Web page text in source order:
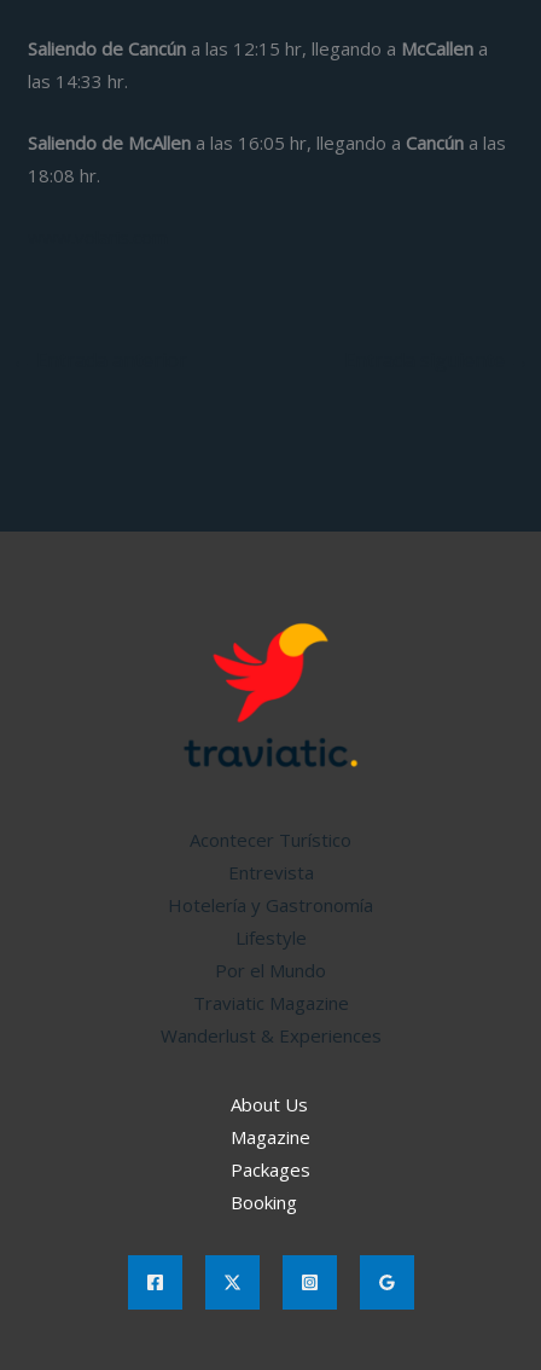
Saliendo de Cancún a las 12:15 hr, llegando a McCallen a
las 14:33 hr.
Saliendo de McAllen a las 16:05 hr, llegando a Cancún a las
18:08 hr.
Acontecer Turístico
Entrevista
Hotelería y Gastronomía
Lifestyle
Por el Mundo
Traviatic Magazine
Wanderlust & Experiences
About Us
Magazine
Packages
Booking